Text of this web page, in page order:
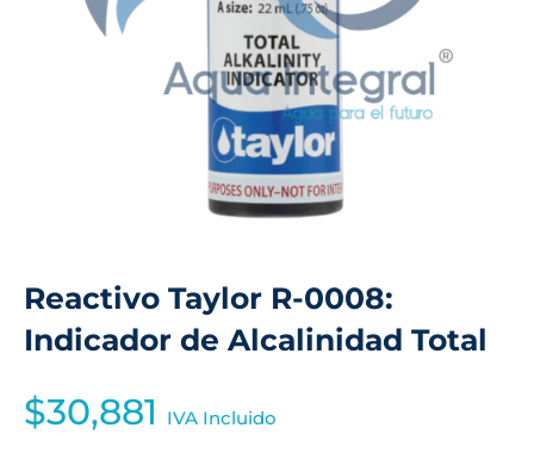
Reactivo Taylor R-0008:
Indicador de Alcalinidad Total
$30,881 IVA Incluido